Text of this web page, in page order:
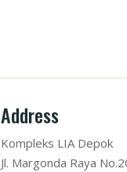
Address
Kompleks LIA Depok
Jl. Margonda Raya